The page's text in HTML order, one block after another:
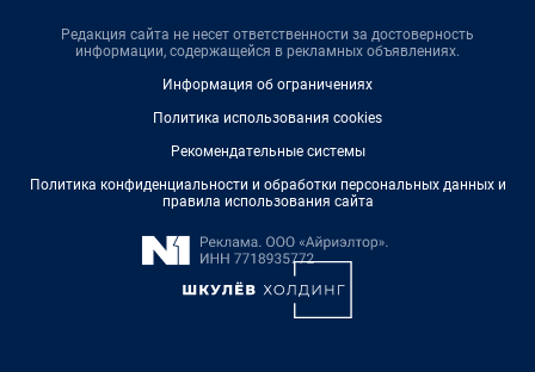
Редакция сайта не несет ответственности за достоверность
информации, содержащейся в рекламных объявлениях.
Информация об ограничениях
Политика использования cookies
Рекомендательные системы
Политика конфиденциальности и обработки персональных данных и
правила использования сайта